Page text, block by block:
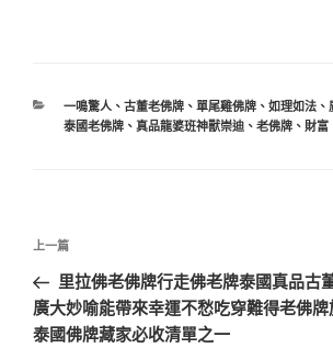
一鳴驚人、 古董老佛牌、 單尾雞佛牌、 如理如法、
泰國老佛牌、 真品龍婆班神獸崇迪、 老佛牌、 財富
上一篇
里拉佛老佛牌行走佛老牌泰國真品古
廣大妙喻能帶來幸運不愁吃穿難得老佛
泰國佛牌藏家必收清單之一